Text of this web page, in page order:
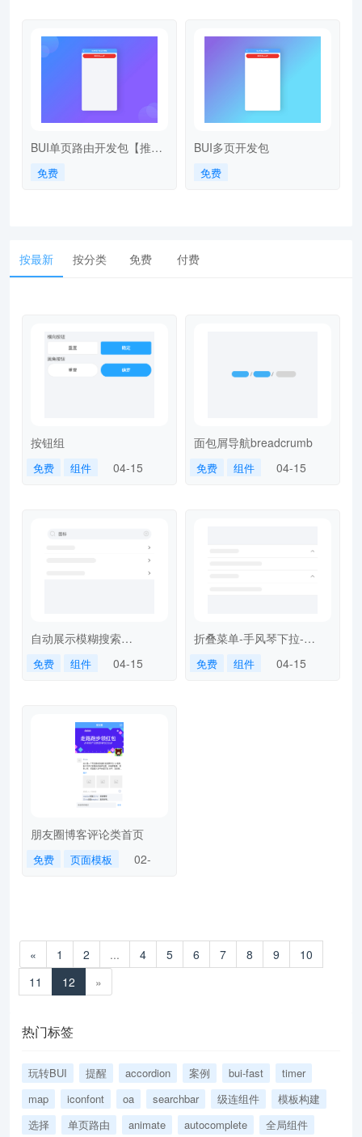
BUI单页路由开发包【推
免费
BUI多页开发包
免费
按最新 按分类 免费 付费
按钮组
免费 组件 04-15
面包屑导航breadcrumb
免费 组件 04-15
自动展示模糊搜索
免费 组件 04-15
折叠菜单-手风琴下拉-
免费 组件 04-15
朋友圈博客评论类首页
免费 页面模板
02-
« 1 2 ... 4 5 6 7 8 9
10
11
12 »
热门标签
玩转BUI 提醒 accordion 案例 bui-fast
timer
map
iconfont oa searchbar 级连组件
模板构建
选择
单页路由 animate autocomplete 全局组件